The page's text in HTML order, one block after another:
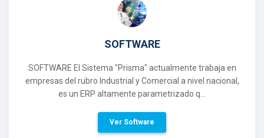
SOFTWARE
SOFTWARE El Sistema "Prisma" actualmente trabaja en
empresas del rubro Industrial y Comercial a nivel nacional,
es un ERP altamente parametrizado q...
Ver Software